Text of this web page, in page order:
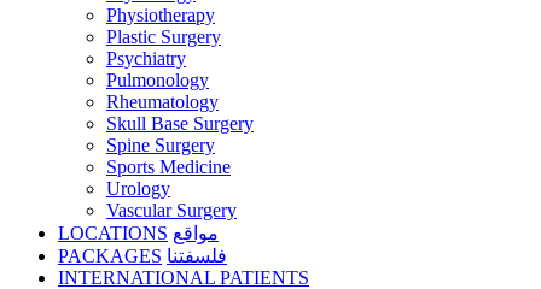
Physiotherapy
Plastic Surgery
Psychiatry
Pulmonology
Rheumatology
Skull Base Surgery
Spine Surgery
Sports Medicine
Urology
Vascular Surgery
LOCATIONS مواقع
PACKAGES فلسفتنا
INTERNATIONAL PATIENTS